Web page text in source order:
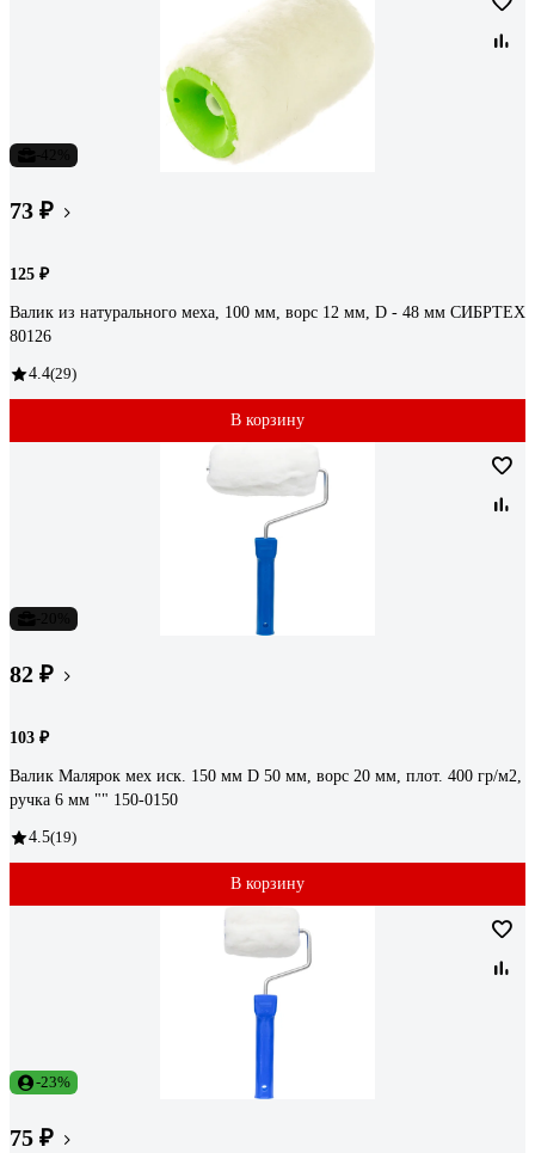
73 ₽
125 ₽
Валик из натурального меха, 100 мм, ворс 12 мм, D - 48 мм СИБРТЕХ
80126
4.4(29)
В корзину
82 ₽
103 ₽
Валик Малярок мех иск. 150 мм D 50 мм, ворс 20 мм, плот. 400 гр/м2,
ручка 6 мм "" 150-0150
4.5(19)
В корзину
-23%
75 ₽